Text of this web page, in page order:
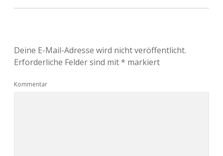
Deine E-Mail-Adresse wird nicht veröffentlicht.
Erforderliche Felder sind mit* markiert
Kommentar